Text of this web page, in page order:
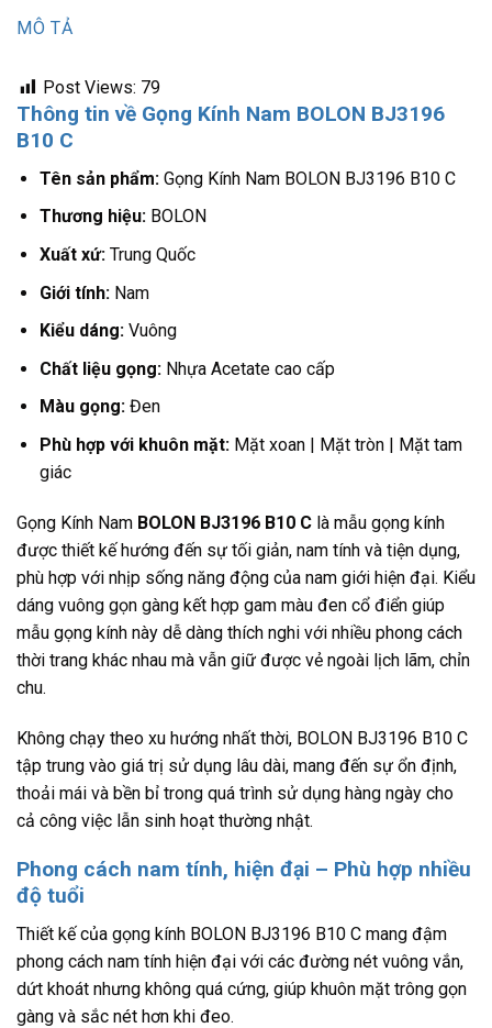
MÔ TẢ
Post Views: 79
Thông tin về Gọng Kính Nam BOLON BJ3196
B10 C
Tên sản phẩm:Gọng Kính Nam BOLON BJ3196 B10 C
Thương hiệu:BOLON
Xuất xứ:Trung Quốc
Giới tính:Nam
Kiểu dáng:Vuông
Chất liệu gọng:Nhựa Acetate cao cấp
Màu gọng:Đen
Phù hợp với khuôn mặt:Mặt xoan | Mặt tròn | Mặt tam
giác
Gọng Kính Nam BOLON BJ3196 B10 C là mẫu gọng kính
được thiết kế hướng đến sự tối giản, nam tính và tiện dụng,
phù hợp với nhịp sống năng động của nam giới hiện đại. Kiểu
dáng vuông gọn gàng kết hợp gam màu đen cổ điển giúp
mẫu gọng kính này dễ dàng thích nghi với nhiều phong cách
thời trang khác nhau mà vẫn giữ được vẻ ngoài lịch lãm, chỉn
chu.
Không chạy theo xu hướng nhất thời, BOLON BJ3196 B10 C
tập trung vào giá trị sử dụng lâu dài, mang đến sự ổn định,
thoải mái và bền bỉ trong quá trình sử dụng hàng ngày cho
cả công việc lẫn sinh hoạt thường nhật.
Phong cách nam tính, hiện đại – Phù hợp nhiều
độ tuổi
Thiết kế của gọng kính BOLON BJ3196 B10 C mang đậm
phong cách nam tính hiện đại với các đường nét vuông vắn,
dứt khoát nhưng không quá cứng, giúp khuôn mặt trông gọn
gàng và sắc nét hơn khi đeo.